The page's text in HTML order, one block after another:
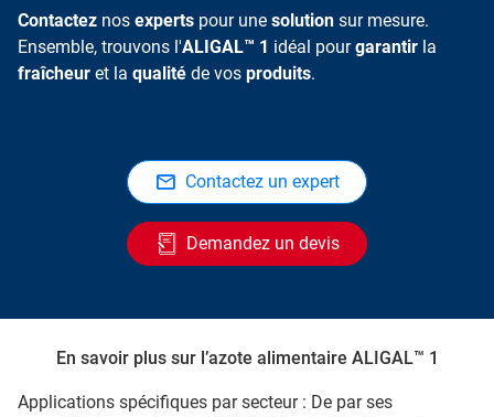
Contactez nos experts pour une solution sur mesure.
Ensemble, trouvons l'ALIGAL™ 1 idéal pourgarantir la
fraîcheur et la qualité de vos produits.
Contactez un expert
Demandez un devis
En savoir plus sur l’azote alimentaire ALIGAL™ 1
Applications spécifiques par secteur : De par ses